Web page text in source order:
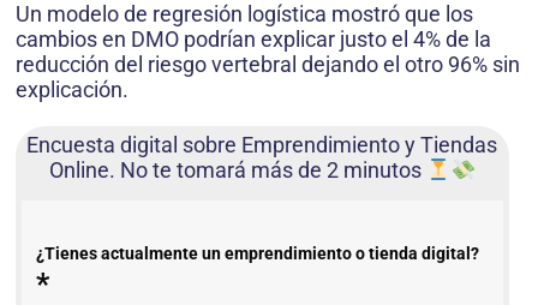
Un modelo de regresión logística mostró que los
cambios en DMO podrían explicar justo el 4% de la
reducción del riesgo vertebral dejando el otro 96% sin
explicación.
Encuesta digital sobre Emprendimiento y Tiendas
Online. No te tomará más de 2 minutos
¿Tienes actualmente un emprendimiento o tienda digital?
*